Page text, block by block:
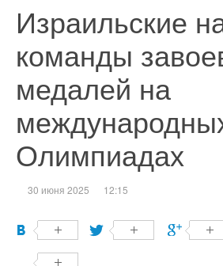
Израильские
команды
медалей на
Олимпиадах
30 июня 2025 12:15